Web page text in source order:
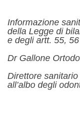
Informazione
della Legge di
e degli artt. 55,
Dr Gallone
Direttore
all’albo degli